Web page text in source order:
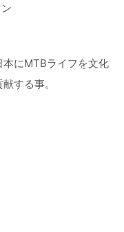
にMTBライフを文化
する事。